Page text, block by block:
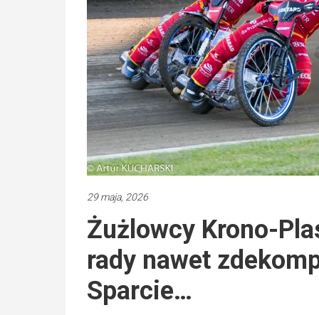
29 maja, 2026
Żużlowcy Krono-
rady nawet
Sparcie…